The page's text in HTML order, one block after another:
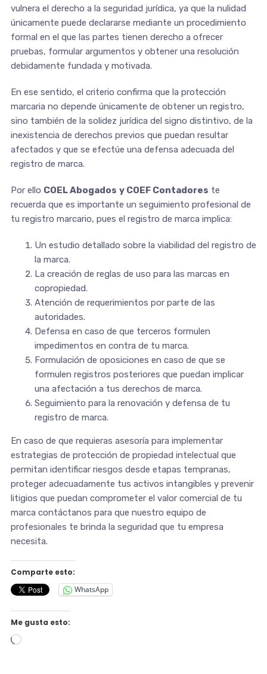
vulnera el derecho a la seguridad jurídica, ya que la nulidad
únicamente puede declararse mediante un procedimiento
formal en el que las partes tienen derecho a ofrecer
pruebas, formular argumentos y obtener una resolución
debidamente fundada y motivada.
En ese sentido, el criterio confirma que la protección
marcaria no depende únicamente de obtener un registro,
sino también de la solidez jurídica del signo distintivo, de la
inexistencia de derechos previos que puedan resultar
afectados y que se efectúe una defensa adecuada del
registro de marca.
Por ello COEL Abogados y COEF Contadores te
recuerda que es importante un seguimiento profesional de
tu registro marcario, pues el registro de marca implica:
Un estudio detallado sobre la viabilidad del registro de
la marca.
La creación de reglas de uso para las marcas en
copropiedad.
Atención de requerimientos por parte de las
autoridades.
Defensa en caso de que terceros formulen
impedimentos en contra de tu marca.
Formulación de oposiciones en caso de que se
formulen registros posteriores que puedan implicar
una afectación a tus derechos de marca.
Seguimiento para la renovación y defensa de tu
registro de marca.
En caso de que requieras asesoría para implementar
estrategias de protección de propiedad intelectual que
permitan identificar riesgos desde etapas tempranas,
proteger adecuadamente tus activos intangibles y prevenir
litigios que puedan comprometer el valor comercial de tu
marca contáctanos para que nuestro equipo de
profesionales te brinda la seguridad que tu empresa
necesita.
Comparte esto:
WhatsApp
Me gusta esto:
Cargando...